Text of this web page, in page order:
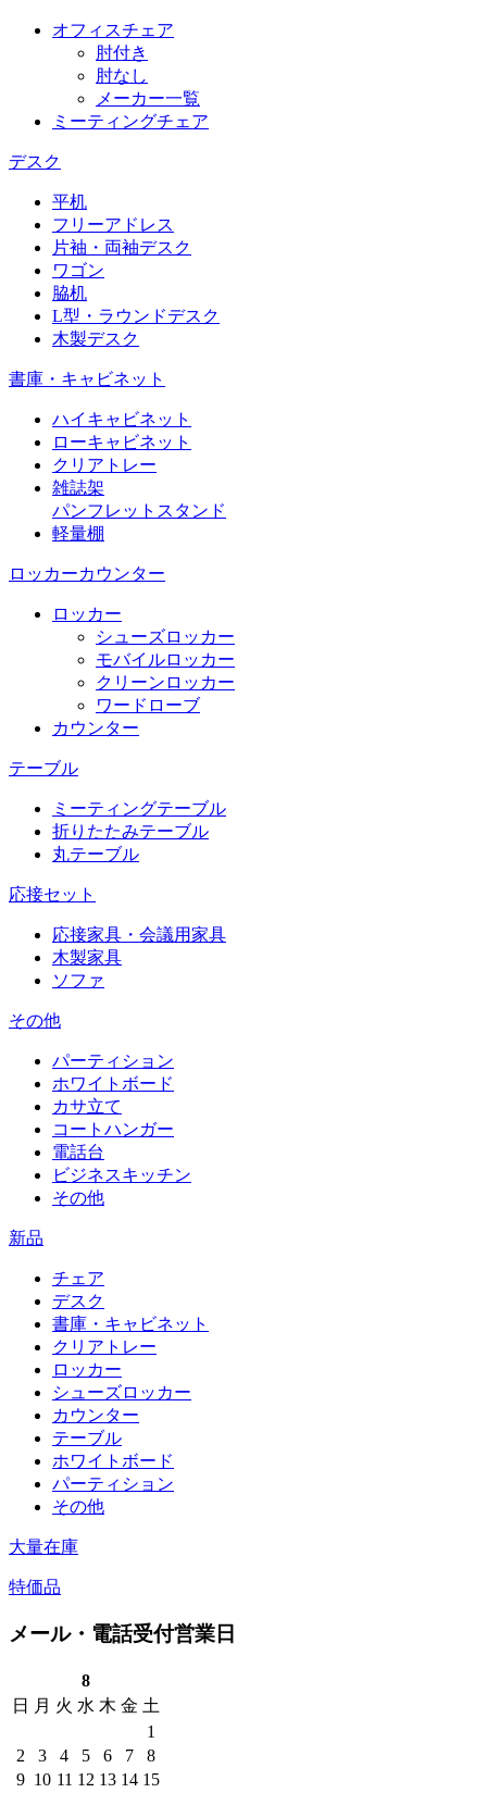
オフィスチェア
肘付き
肘なし
メーカー一覧
ミーティングチェア
デスク
平机
フリーアドレス
片袖・両袖デスク
ワゴン
脇机
L型・ラウンドデスク
木製デスク
書庫・キャビネット
ハイキャビネット
ローキャビネット
クリアトレー
雑誌架
パンフレットスタンド
軽量棚
ロッカーカウンター
ロッカー
シューズロッカー
モバイルロッカー
クリーンロッカー
ワードローブ
カウンター
テーブル
ミーティングテーブル
折りたたみテーブル
丸テーブル
応接セット
応接家具・会議用家具
木製家具
ソファ
その他
パーティション
ホワイトボード
カサ立て
コートハンガー
電話台
ビジネスキッチン
その他
新品
チェア
デスク
書庫・キャビネット
クリアトレー
ロッカー
シューズロッカー
カウンター
テーブル
ホワイトボード
パーティション
その他
大量在庫
特価品
メール・電話受付営業日
8
日
月 火 水 木 金 土
1
2
3 4 5 6 7
8
9 10 11 12 13 14 15